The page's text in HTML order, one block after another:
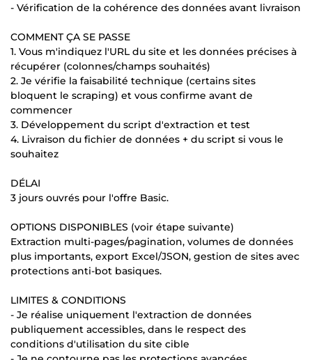
- Vérification de la cohérence des données avant livraison
COMMENT ÇA SE PASSE
1. Vous m'indiquez l'URL du site et les données précises à
récupérer (colonnes/champs souhaités)
2. Je vérifie la faisabilité technique (certains sites
bloquent le scraping) et vous confirme avant de
commencer
3. Développement du script d'extraction et test
4. Livraison du fichier de données + du script si vous le
souhaitez
DÉLAI
3 jours ouvrés pour l'offre Basic.
OPTIONS DISPONIBLES (voir étape suivante)
Extraction multi-pages/pagination, volumes de données
plus importants, export Excel/JSON, gestion de sites avec
protections anti-bot basiques.
LIMITES & CONDITIONS
- Je réalise uniquement l'extraction de données
publiquement accessibles, dans le respect des
conditions d'utilisation du site cible